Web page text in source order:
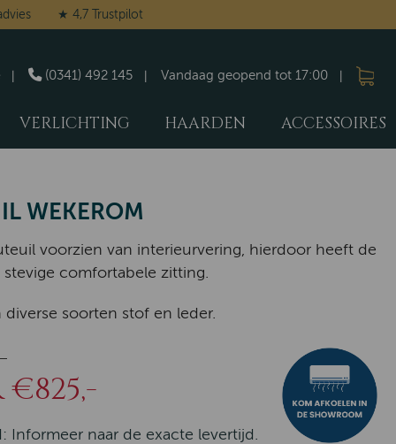
★ 4,7 Trustpilot
Vandaag geopend tot 17:00
(0341) 492 145
VERLICHTING HAARDEN ACCESSOIRES
WEKEROM
voorzien van interieurvering, hierdoor heeft de
comfortabele zitting.
diverse soorten stof en leder.
€825,-
Informeer naar de exacte levertijd.